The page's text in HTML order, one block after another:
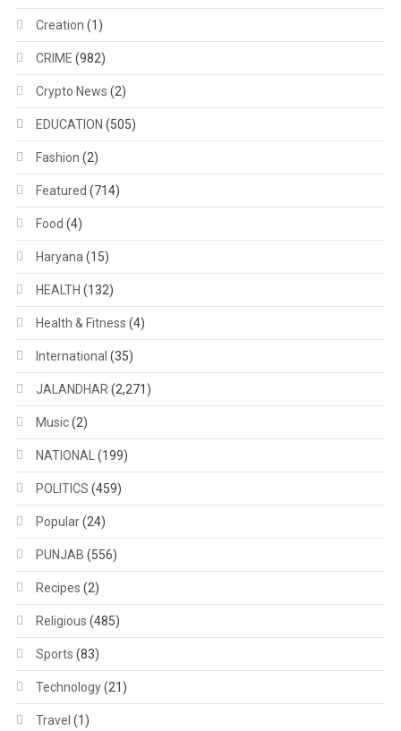
Creation (1)
CRIME (982)
Crypto News (2)
EDUCATION (505)
Fashion (2)
Featured (714)
Food (4)
Haryana (15)
HEALTH (132)
Health & Fitness (4)
International (35)
JALANDHAR (2,271)
Music(2)
NATIONAL (199)
POLITICS (459)
Popular(24)
PUNJAB (556)
Recipes (2)
Religious (485)
Sports (83)
Technology(21)
Travel (1)